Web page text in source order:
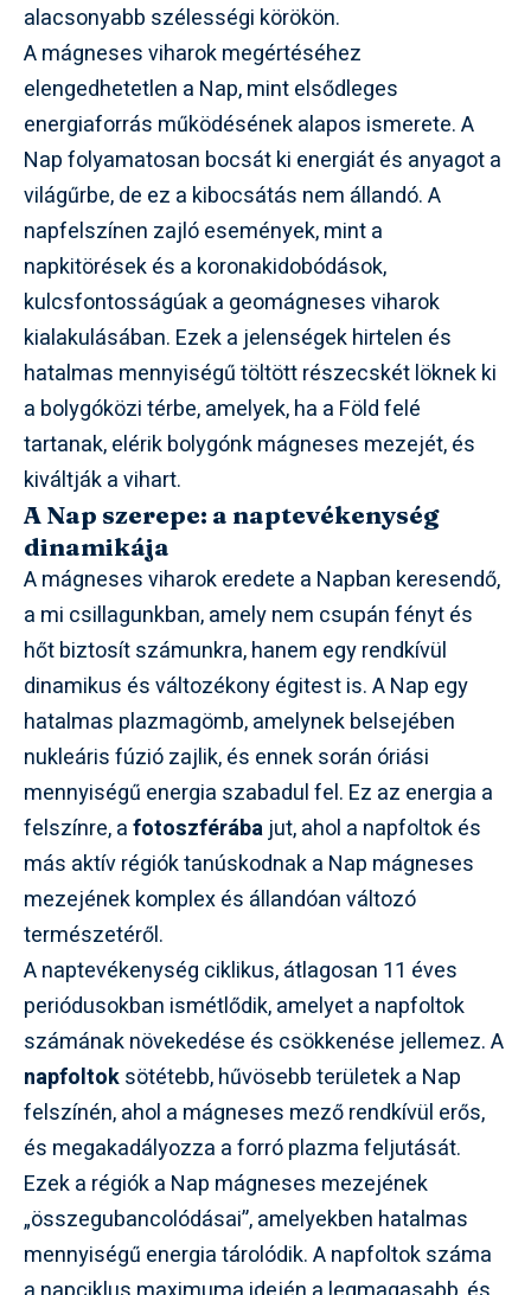
alacsonyabb szélességi körökön.
A mágneses viharok megértéséhez
elengedhetetlen a Nap, mint elsődleges
energiaforrás működésének alapos ismerete. A
Nap folyamatosan bocsát ki energiát és anyagot a
világűrbe, de ez a kibocsátás nem állandó. A
napfelszínen zajló események, mint a
napkitörések és a koronakidobódások,
kulcsfontosságúak a geomágneses viharok
kialakulásában. Ezek a jelenségek hirtelen és
hatalmas mennyiségű töltött részecskét löknek ki
a bolygóközi térbe, amelyek, ha a Föld felé
tartanak, elérik bolygónk mágneses mezejét, és
kiváltják a vihart.
A Nap szerepe: a naptevékenység
dinamikája
A mágneses viharok eredete a Napban keresendő,
a mi csillagunkban, amely nem csupán fényt és
hőt biztosít számunkra, hanem egy rendkívül
dinamikus és változékony égitest is. A Nap egy
hatalmas plazmagömb, amelynek belsejében
nukleáris fúzió zajlik, és ennek során óriási
mennyiségű energia szabadul fel. Ez az energia a
felszínre, afotoszférába jut, ahol a napfoltok és
más aktív régiók tanúskodnak a Nap mágneses
mezejének komplex és állandóan változó
természetéről.
A naptevékenység ciklikus, átlagosan 11 éves
periódusokban ismétlődik, amelyet a napfoltok
számának növekedése és csökkenése jellemez. A
napfoltoksötétebb, hűvösebb területek a Nap
felszínén, ahol a mágneses mező rendkívül erős,
és megakadályozza a forró plazma feljutását.
Ezek a régiók a Nap mágneses mezejének
„összegubancolódásai”, amelyekben hatalmas
mennyiségű energia tárolódik. A napfoltok száma